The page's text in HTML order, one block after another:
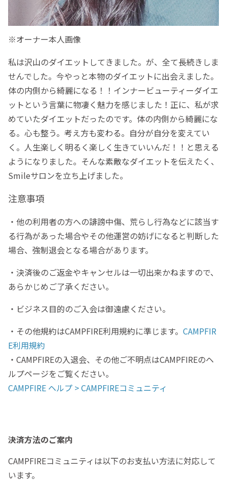
※オーナー本人画像
私は沢山のダイエットしてきました。が、全て長続きしま
せんでした。今やっと本物のダイエットに出会えました。
体の内側から綺麗になる！！インナービューティーダイエ
ットという言葉に物凄く魅力を感じました！正に、私が求
めていたダイエットだったのです。体の内側から綺麗にな
る。心も整う。考え方も変わる。自分が自分を変えてい
く。人生楽しく明るく楽しく生きていいんだ！！と思える
ようになりました。そんな素敵なダイエットを伝えたく、
Smileサロンを立ち上げました。
注意事項
・他の利用者の方への誹謗中傷、荒らし行為などに該当す
る行為があった場合やその他運営の妨げになると判断した
場合、強制退会となる場合があります。
・決済後のご返金やキャンセルは一切出来かねますので、
あらかじめご了承ください。
・ビジネス目的のご入会は御遠慮ください。
・その他規約はCAMPFIRE利用規約に準じます。 CAMPFIR
E利用規約
・CAMPFIREの入退会、その他ご不明点はCAMPFIREのヘ
ルプページをご覧ください。
CAMPFIRE ヘルプ > CAMPFIREコミュニティ
決済方法のご案内
CAMPFIREコミュニティは以下のお支払い方法に対応して
います。